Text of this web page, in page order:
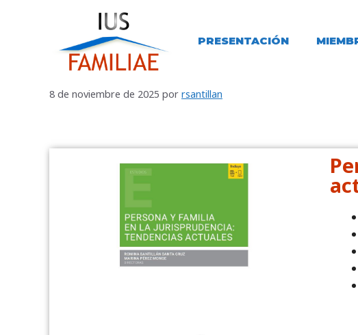
PRESENTACIÓN
8 de noviembre de 2025 por rsantillan